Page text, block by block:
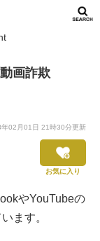
画詐欺
02月01日 21時30分更新
お気に入り
やYouTubeの
ます。